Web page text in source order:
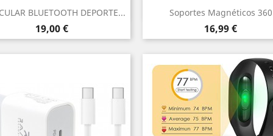
BLUETOOTH DEPORTE...
Precio
19,00 €
Vista rápida Soportes Magnéticos 360
Precio
16,99 €
Vista rápida